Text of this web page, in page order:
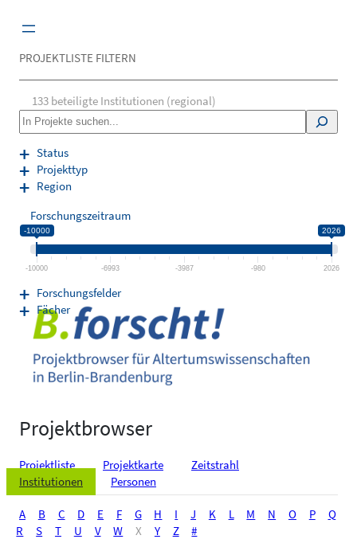
Inhalt
Projektbrowser
Projektliste Projektkarte
Zeitstrahl
Institutionen
Personen
A B C D E F G H I J K L M N O P
Q
R
S T U V W X Y Z #
PROJEKTLISTE FILTERN
133 beteiligte Institutionen (regional)
S
e
a
r
c
Status
Projekttyp
Region
Forschungszeitraum
-10000 2026
-10000 -6993 -3987 -980 2026
Forschungsfelder
Fächer